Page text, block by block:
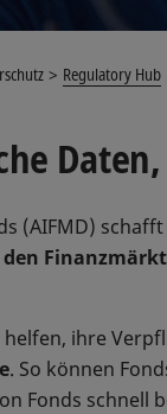
Regulatory Hub
(AIFMD) schafft
helfen, ihre
. So können
Fonds schnell